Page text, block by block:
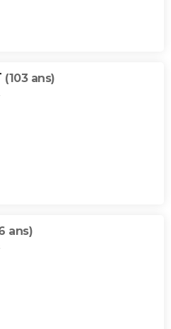
(103 ans)
ans)